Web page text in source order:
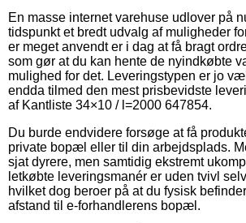
En masse internet varehuse udlover på
tidspunkt et bredt udvalg af muligheder
er meget anvendt er i dag at få bragt
som gør at du kan hente de nyindkøbte
mulighed for det. Leveringstypen er jo
endda tilmed den mest prisbevidste
af Kantliste 34×10 / l=2000 647854.
Du burde endvidere forsøge at få
private bopæl eller til din arbejdsplads.
sjat dyrere, men samtidig ekstremt
letkøbte leveringsmanér er uden tvivl
hvilket dog beroer på at du fysisk
afstand til e-forhandlerens bopæl.